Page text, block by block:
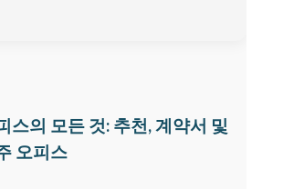
스의 모든 것: 추천, 계약서 및
오피스